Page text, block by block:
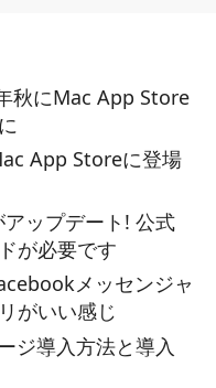
秋にMac App Store
App Storeに登場
アップデート! 公式
が必要です
メッセンジャ
がいい感じ
ジ導入方法と導入